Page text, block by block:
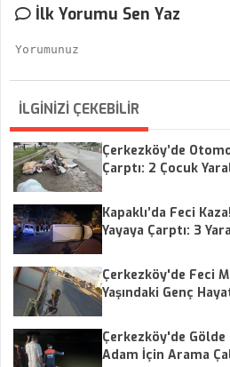
İlk Yorumu Sen Yaz
İLGİNİZİ ÇEKEBİLİR
Çerkezköy’de
Çarptı: 2 Çocuk
Kapaklı’da Feci
Yayaya Çarptı: 3
Çerkezköy'de Feci
Yaşındaki Genç
Çerkezköy'de Gölde
Adam İçin Arama